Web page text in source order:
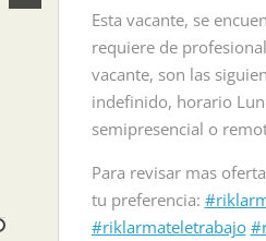
Esta vacante, se
requiere de
vacante, son las
indefinido, horario
semipresencial o
Para revisar mas
tu preferencia:
#riklarmateletrabajo
suplir vacante de empleo...
Read More